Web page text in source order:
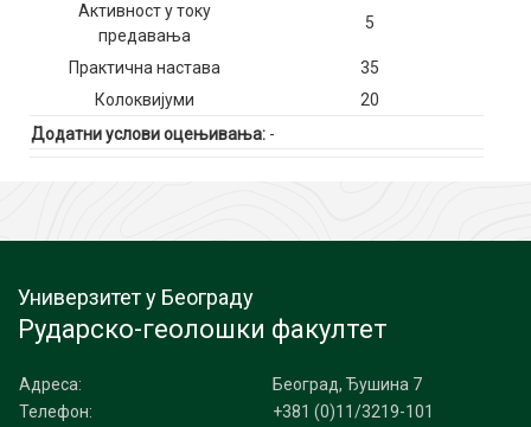
Активност у току
предавања
5
Практична настава
35
Колоквијуми
20
Додатни услови оцењивања: -
Универзитет у Београду
Рударско-геолошки факултет
Адреса:
Београд, Ђушина 7
Телефон:
+381 (0)11/3219-101